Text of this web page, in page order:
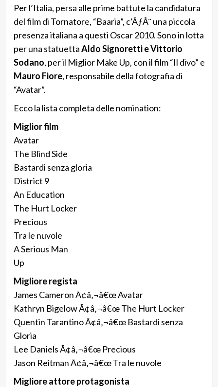
Per l’Italia, persa alle prime battute la candidatura
del film di Tornatore, “Baaria”, c’ÃƒÂ¨ una piccola
presenza italiana a questi Oscar 2010. Sono in lotta
per una statuettaAldo Signoretti e Vittorio
Sodano, per il Miglior Make Up, con il film “Il divo” e
Mauro Fiore, responsabile della fotografia di
“Avatar”.
Ecco la lista completa delle nomination:
Miglior film
Avatar
The Blind Side
Bastardi senza gloria
District 9
An Education
The Hurt Locker
Precious
Tra le nuvole
A Serious Man
Up
Migliore regista
James Cameron Ã¢â‚¬â€œ Avatar
Kathryn Bigelow Ã¢â‚¬â€œ The Hurt Locker
Quentin Tarantino Ã¢â‚¬â€œ Bastardi senza
Gloria
Lee Daniels Ã¢â‚¬â€œ Precious
Jason Reitman Ã¢â‚¬â€œ Tra le nuvole
Migliore attore protagonista